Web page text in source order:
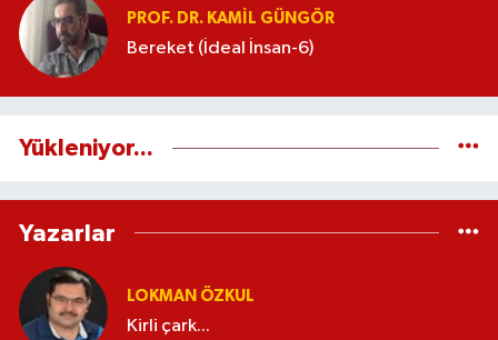
PROF. DR. KAMIL GÜNGÖR
Bereket (İdeal İnsan-6)
Yükleniyor...
Yazarlar
LOKMAN ÖZKUL
Kirli çark...